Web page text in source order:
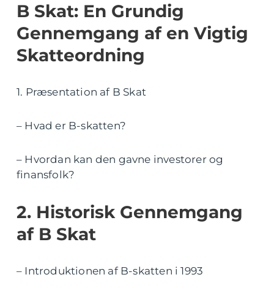
B Skat: En Grundig
Gennemgang af en Vigtig
Skatteordning
1. Præsentation af B Skat
– Hvad er B-skatten?
– Hvordan kan den gavne investorer og
finansfolk?
2. Historisk Gennemgang
af B Skat
– Introduktionen af B-skatten i 1993